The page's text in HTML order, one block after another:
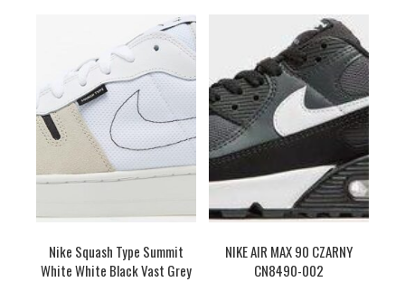
Nike Squash Type Summit
White White Black Vast Grey
NIKE AIR MAX 90 CZARNY
CN8490-002